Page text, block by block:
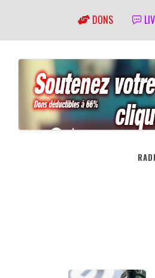
DONS